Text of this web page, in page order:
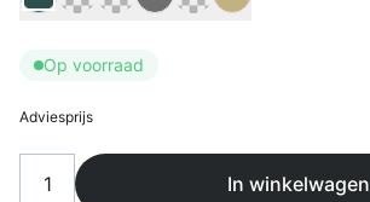
Overig
Support
Op voorraad
Adviesprijs
In winkelwagen